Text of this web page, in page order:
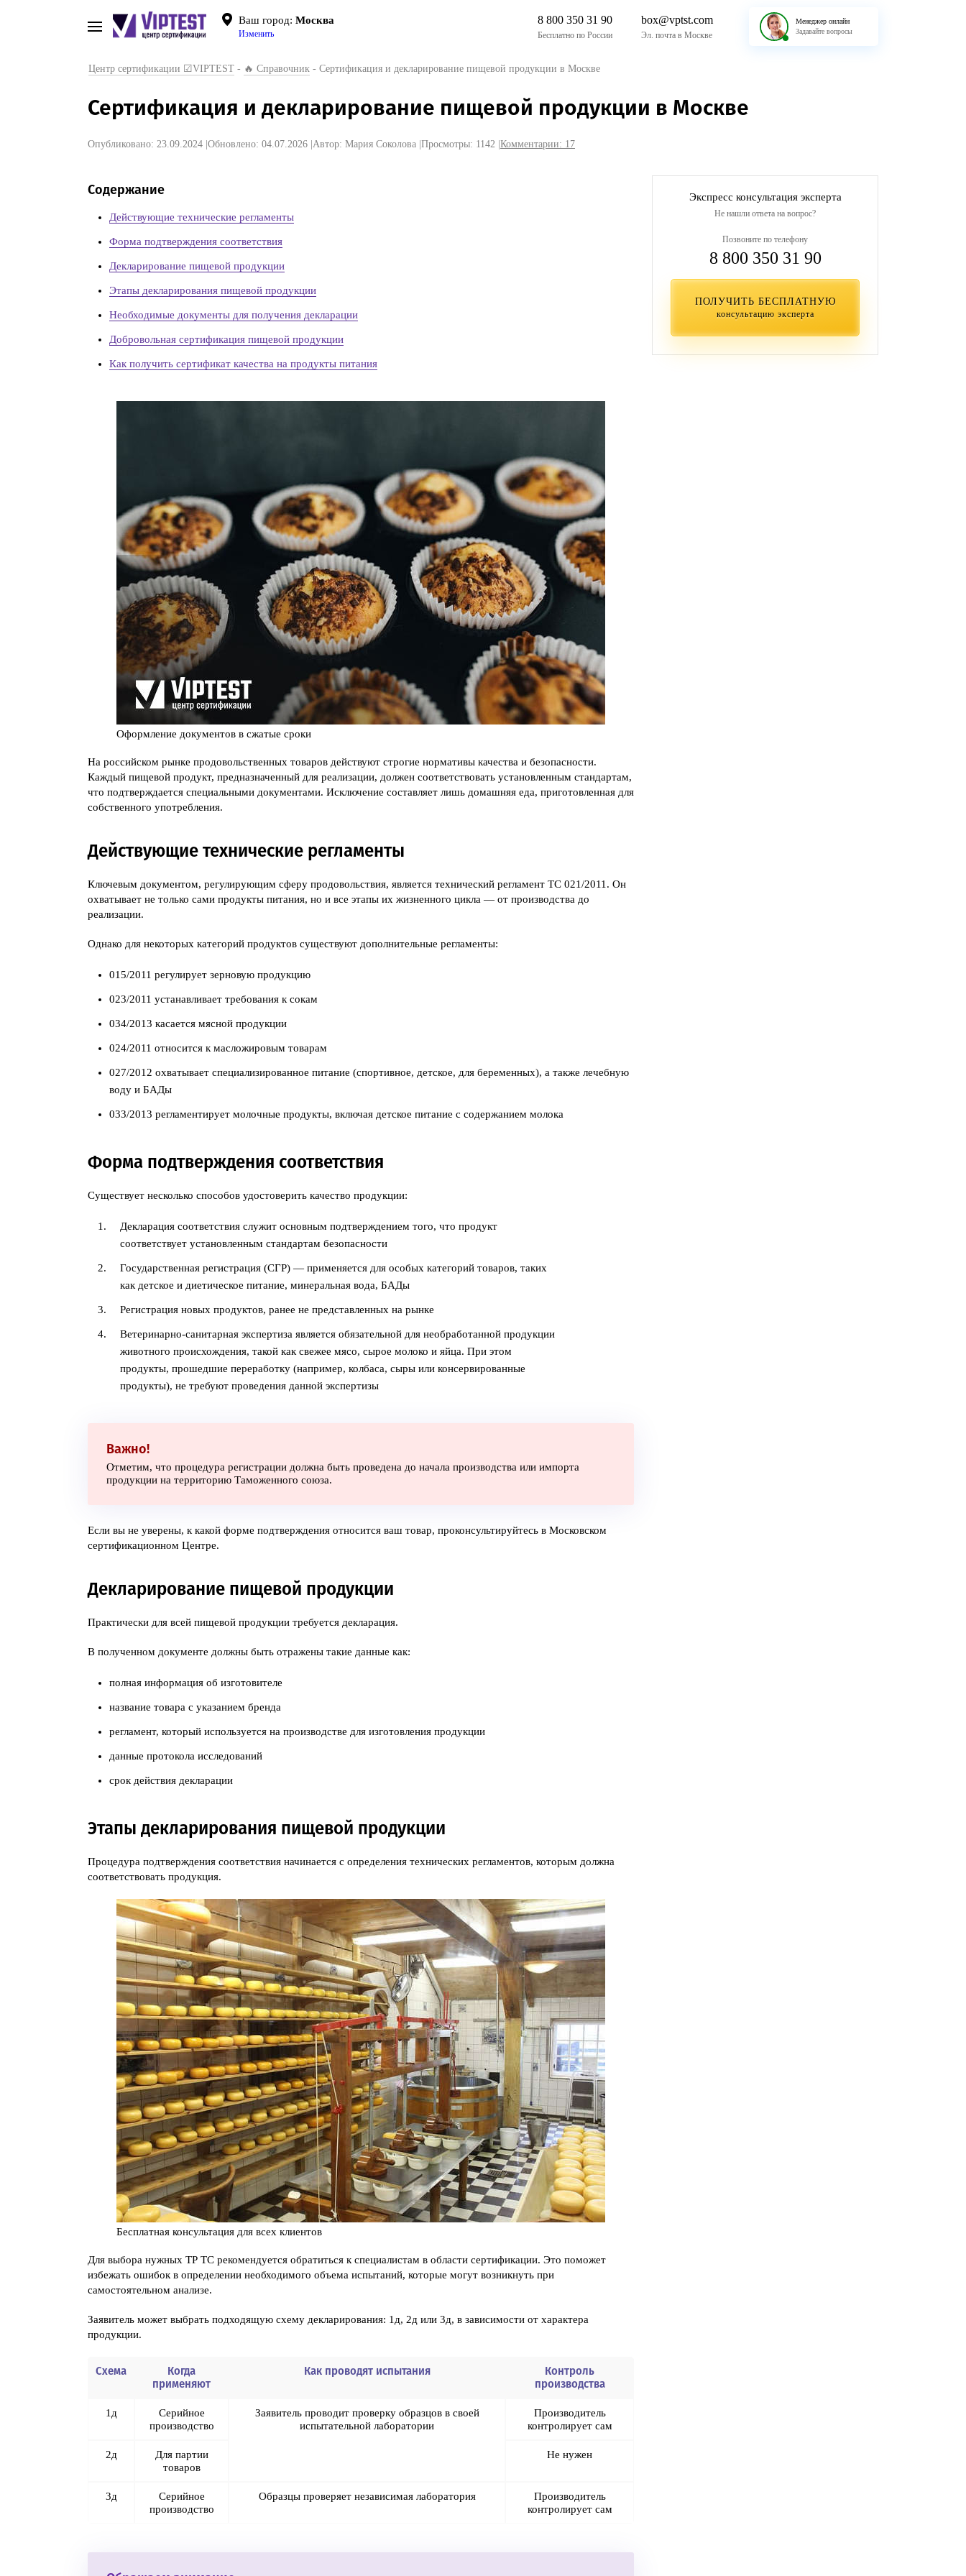
Ваш город: Москва
Изменить
8 800 350 31 90
Бесплатно по России
box@vptst.com
Эл. почта в Москве
Менеджер онлайн
Задавайте вопросы
Центр сертификации ☑VIPTEST - 🔥 Справочник - Сертификация и декларирование пищевой продукции в Москве
Сертификация и декларирование пищевой продукции в Москве
Опубликовано: 23.09.2024 Обновлено: 04.07.2026 Автор: Мария Соколова Просмотры: 1142 Комментарии: 17
Содержание
Действующие технические регламенты
Форма подтверждения соответствия
Декларирование пищевой продукции
Этапы декларирования пищевой продукции
Необходимые документы для получения декларации
Добровольная сертификация пищевой продукции
Как получить сертификат качества на продукты питания
Оформление документов в сжатые сроки
На российском рынке продовольственных товаров действуют строгие нормативы качества и безопасности.
Каждый пищевой продукт, предназначенный для реализации, должен соответствовать установленным стандартам,
что подтверждается специальными документами. Исключение составляет лишь домашняя еда, приготовленная для
собственного употребления.
Действующие технические регламенты
Ключевым документом, регулирующим сферу продовольствия, является технический регламент ТС 021/2011 . Он
охватывает не только сами продукты питания, но и все этапы их жизненного цикла — от производства до
реализации.
Однако для некоторых категорий продуктов существуют дополнительные регламенты:
015/2011 регулирует зерновую продукцию
023/2011 устанавливает требования к сокам
034/2013 касается мясной продукции
024/2011 относится к масложировым товарам
027/2012 охватывает специализированное питание (спортивное, детское, для беременных), а также лечебную
воду и БАДы
033/2013 регламентирует молочные продукты, включая детское питание с содержанием молока
Форма подтверждения соответствия
Существует несколько способов удостоверить качество продукции:
Декларация соответствия служит основным подтверждением того, что продукт
соответствует установленным стандартам безопасности
Государственная регистрация (СГР) — применяется для особых категорий товаров, таких
как детское и диетическое питание, минеральная вода, БАДы
Регистрация новых продуктов, ранее не представленных на рынке
Ветеринарно-санитарная экспертиза является обязательной для необработанной продукции
животного происхождения, такой как свежее мясо, сырое молоко и яйца. При этом
продукты, прошедшие переработку (например, колбаса, сыры или консервированные
продукты), не требуют проведения данной экспертизы
Важно!
Отметим, что процедура регистрации должна быть проведена до начала производства или импорта
продукции на территорию Таможенного союза.
Если вы не уверены, к какой форме подтверждения относится ваш товар, проконсультируйтесь в Московском
сертификационном Центре.
Декларирование пищевой продукции
Практически для всей пищевой продукции требуется декларация.
В полученном документе должны быть отражены такие данные как:
полная информация об изготовителе
название товара с указанием бренда
регламент, который используется на производстве для изготовления продукции
данные протокола исследований
срок действия декларации
Этапы декларирования пищевой продукции
Процедура подтверждения соответствия начинается с определения технических регламентов, которым должна
соответствовать продукция.
Бесплатная консультация для всех клиентов
Для выбора нужных ТР ТС рекомендуется обратиться к специалистам в области сертификации. Это поможет
избежать ошибок в определении необходимого объема испытаний, которые могут возникнуть при
самостоятельном анализе.
Заявитель может выбрать подходящую схему декларирования: 1д, 2д или 3д, в зависимости от характера
продукции.
Схема
Когда
применяют
Как проводят испытания
Контроль
производства
1д
Серийное
производство
Заявитель проводит проверку образцов в своей
испытательной лаборатории
Производитель
контролирует сам
2д
Для партии
товаров
Не нужен
3д
Серийное
производство
Образцы проверяет независимая лаборатория
Производитель
контролирует сам
Экспресс консультация эксперта
Не нашли ответа на вопрос?
Позвоните по телефону
8 800 350 31 90
ПОЛУЧИТЬ БЕСПЛАТНУЮ
консультацию эксперта